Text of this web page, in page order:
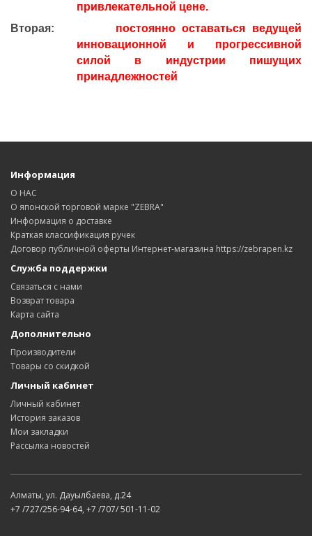
привлекательной цене.
Вторая:
постоянно оставаться ведущей
инновационной и прогрессивной
силой в индустрии пишущих
принадлежностей
Информация
О НАС
О японской торговой марке "ZEBRA"
Информация о доставке
Краткая классификация ручек
Договор публичной оферты Интернет-магазина https://zebrapen.kz
Служба поддержки
Связаться с нами
Возврат товара
Карта сайта
Дополнительно
Производители
Товары со скидкой
Личный кабинет
Личный кабинет
История заказов
Мои закладки
Рассылка новостей
Алматы, ул. Дауылбаева, д.24
+7 /727/256-94-64, +7 /707/ 501-11-02